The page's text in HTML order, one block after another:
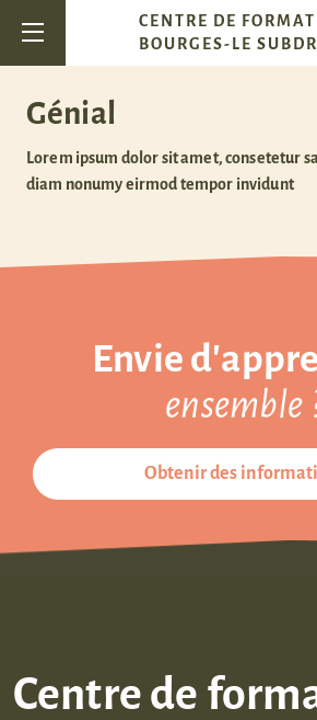
Navigation
CENTRE DE
BOURGES-LE
Génial
Lorem ipsum dolor sit amet, consetetur
diam nonumy eirmod tempor invidunt
Envie
ensemble
Obtenir des
Centre de